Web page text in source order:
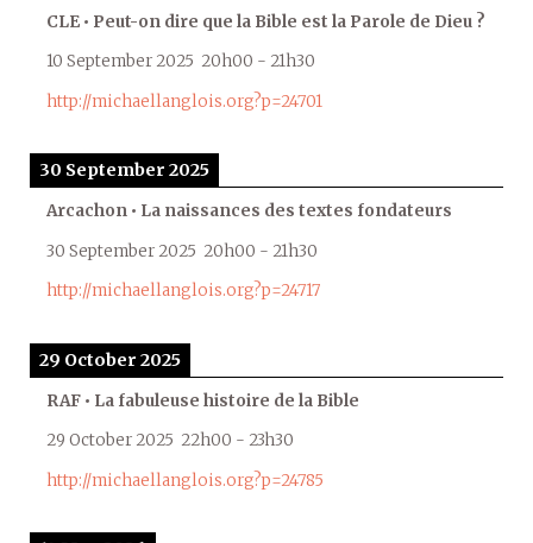
CLE • Peut-on dire que la Bible est la Parole de Dieu ?
10 September 2025 20h00 - 21h30
http://michaellanglois.org?p=24701
30 September 2025
Arcachon • La naissances des textes fondateurs
30 September 2025 20h00 - 21h30
http://michaellanglois.org?p=24717
29 October 2025
RAF • La fabuleuse histoire de la Bible
29 October 2025 22h00 - 23h30
http://michaellanglois.org?p=24785